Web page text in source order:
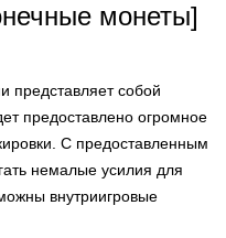
монеты]
представляет собой
предоставлено огромное
С предоставленным
немалые усилия для
внутриигровые